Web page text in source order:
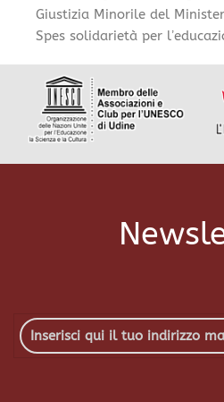
Giustizia Minorile del
Spes solidarietà per